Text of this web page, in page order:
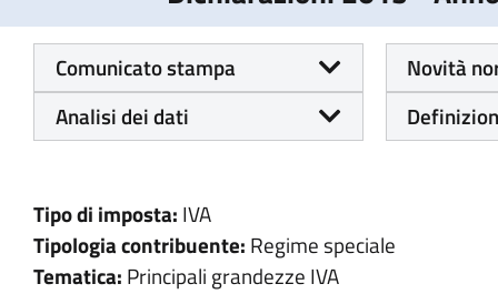
Comunicato stampa
Novità
Analisi dei dati
Tipo di imposta: IVA
Tipologia contribuente: Regime speciale
Tematica: Principali grandezze IVA